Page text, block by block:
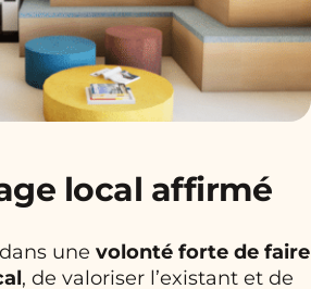
local affirmé
une volonté forte de faire
, de valoriser l’existant et de